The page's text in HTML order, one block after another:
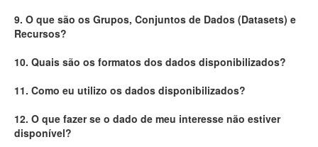
9. O que são os Grupos, Conjuntos de Dados (Datasets) e
Recursos?
10. Quais são os formatos dos dados disponibilizados?
11. Como eu utilizo os dados disponibilizados?
12. O que fazer se o dado de meu interesse não estiver
disponível?